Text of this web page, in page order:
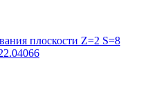
плоскости Z=2 S=8